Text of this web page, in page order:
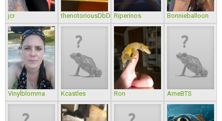
jcr thenotoriousDbD Riperinos Bonnieballoon
Vinylblomma Kcastles Ron ArneBTS